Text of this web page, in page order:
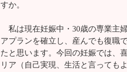
すか。
私は現在妊娠中・30歳の専業主
アプランを確立し、産んでも復職
たと思います。今回の妊娠では、
リア（自己実現、生活と言っても